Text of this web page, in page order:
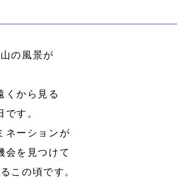
の風景が
くから見る
す。
ネーションが
会を見つけて
この頃です。